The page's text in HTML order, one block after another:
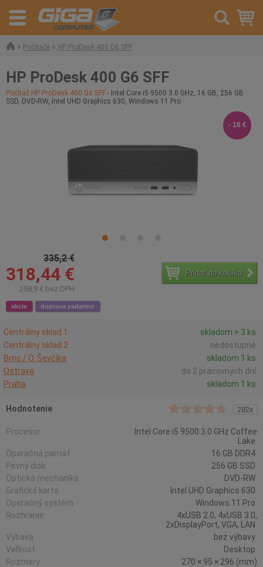
» Počítače » HP ProDesk 400 G6 SFF
HP ProDesk 400 G6 SFF
Počítač HP ProDesk 400 G6 SFF - Intel Core i5 9500 3.0 GHz, 16 GB, 256 GB
SSD, DVD-RW, Intel UHD Graphics 630, Windows 11 Pro
335,2 €
318,44 €
258,9 € bez DPH
Pridať do košíka
akcie doprava zadarmo
- 16 €
Centrálny sklad 1
skladom > 3 ks
Centrálny sklad 2
nedostupné
Brno / O. Ševčíka
skladom 1 ks
Ostrava
do 2 pracovných dní
Praha
skladom 1 ks
Hodnotenie 282x
Procesor
Intel Core i5 9500 3.0 GHz Coffee
Lake
Operačná pamäť
16 GB DDR4
Pevný disk
256 GB SSD
Optická mechanika
DVD-RW
Grafická karta
Intel UHD Graphics 630
Operačný systém
Windows 11 Pro
Rozhranie
4xUSB 2.0, 4xUSB 3.0,
2xDisplayPort, VGA, LAN
Výbava
bez výbavy
Veľkosť
Desktop
Rozmery
270 × 95 × 296 (mm)